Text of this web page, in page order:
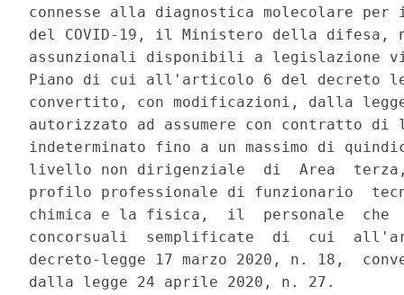
connesse alla diagnostica molecolare
del COVID-19, il Ministero della
assunzionali disponibili a legislazione
Piano di cui all'articolo 6 del decreto
convertito, con modificazioni, dalla
autorizzato ad assumere con contratto di
indeterminato fino a un massimo di
livello non dirigenziale  di  Area  terza,
profilo professionale di funzionario
chimica e la fisica,  il  personale  che
concorsuali  semplificate  di  cui
decreto-legge 17 marzo 2020, n. 18,
dalla legge 24 aprile 2020, n. 27.